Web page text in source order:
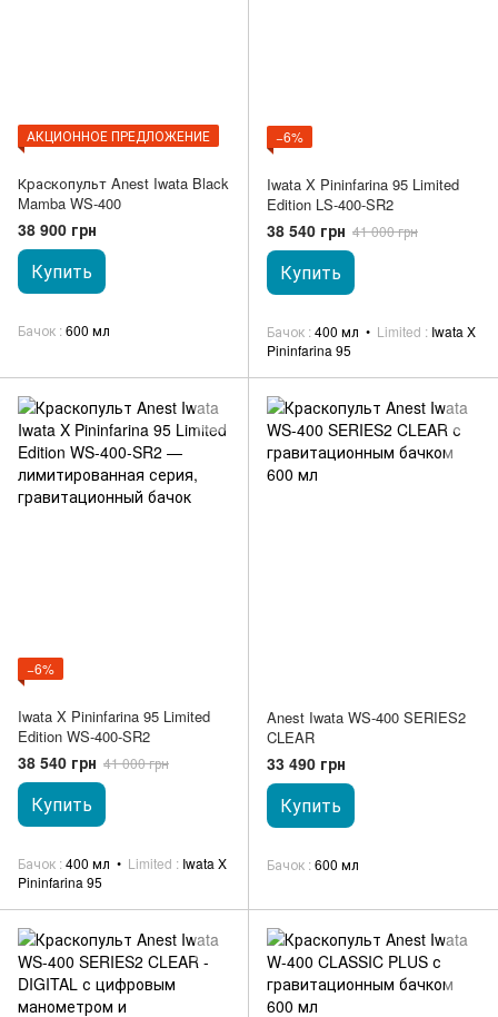
АКЦИОННОЕ ПРЕДЛОЖЕНИЕ
Краскопульт Anest Iwata Black
Mamba WS-400
38 900 грн
Купить
Бачок 600 мл
−6%
Iwata X Pininfarina 95 Limited
Edition LS-400-SR2
38 540 грн 41 000 грн
Купить
Бачок 400 мл Limited
Iwata X
Pininfarina 95
−6%
Iwata X Pininfarina 95 Limited
Edition WS-400-SR2
38 540 грн 41 000 грн
Купить
Бачок 400 мл Limited
Iwata X
Pininfarina 95
Anest Iwata WS-400 SERIES2
CLEAR
33 490 грн
Купить
Бачок 600 мл